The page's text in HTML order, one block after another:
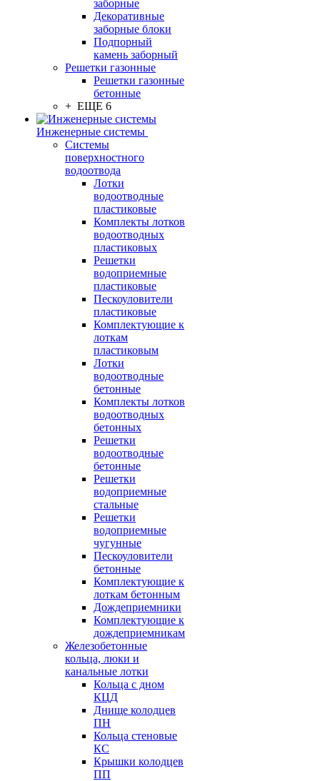
заборные
Декоративные
заборные блоки
Подпорный
камень заборный
Решетки газонные
Решетки газонные
бетонные
+ ЕЩЕ 6
Инженерные системы
Системы
поверхностного
водоотвода
Лотки
водоотводные
пластиковые
Комплекты лотков
водоотводных
пластиковых
Решетки
водоприемные
пластиковые
Пескоуловители
пластиковые
Комплектующие к
лоткам
пластиковым
Лотки
водоотводные
бетонные
Комплекты лотков
водоотводных
бетонных
Решетки
водоотводные
бетонные
Решетки
водоприемные
стальные
Решетки
водоприемные
чугунные
Пескоуловители
бетонные
Комплектующие к
лоткам бетонным
Дождеприемники
Комплектующие к
дождеприемникам
Железобетонные
кольца, люки и
канальные лотки
Кольца с дном
КЦД
Днище колодцев
ПН
Кольца стеновые
КС
Крышки колодцев
ПП